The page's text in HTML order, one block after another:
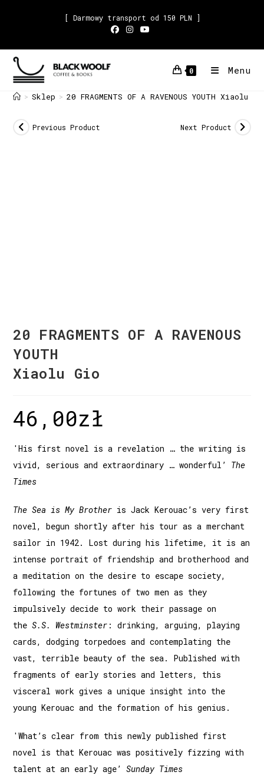
[ Darmowy transport od 150 PLN ]
0 Menu
> Sklep > 20 FRAGMENTS OF A RAVENOUS YOUTH Xiaolu
Previous Product Next Product
20 FRAGMENTS OF A RAVENOUS
YOUTH
Xiaolu Gio
46,00zł
'His first novel is a revelation … the writing is
vivid, serious and extraordinary … wonderful’ The
Times
The Sea is My Brother is Jack Kerouac’s very first
novel, begun shortly after his tour as a merchant
sailor in 1942. Lost during his lifetime, it is an
intense portrait of friendship and brotherhood and
a meditation on the desire to escape society,
following the fortunes of two men as they
impulsively decide to work their passage on
theS.S. Westminster : drinking, arguing, playing
cards, dodging torpedoes and contemplating the
vast, terrible beauty of the sea. Published with
fragments of early stories and letters, this
visceral work gives a unique insight into the
young Kerouac and the formation of his genius.
'What’s clear from this newly published first
novel is that Kerouac was positively fizzing with
talent at an early age’Sunday Times